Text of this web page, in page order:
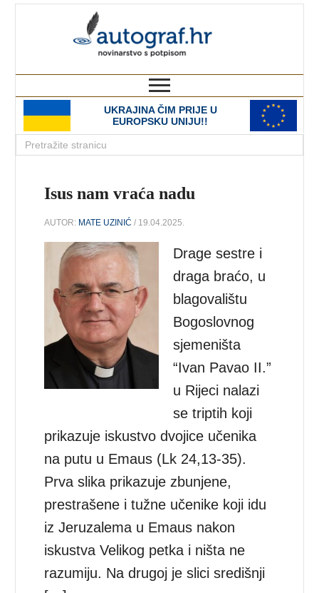
UKRAJINA ČIM PRIJE U
EUROPSKU UNIJU!!
Isus nam vraća nadu
AUTOR: MATE UZINIĆ / 19.04.2025.
Drage sestre i
draga braćo, u
blagovalištu
Bogoslovnog
sjemeništa
“Ivan Pavao II.”
u Rijeci nalazi
se triptih koji
prikazuje iskustvo dvojice učenika
na putu u Emaus (Lk 24,13-35).
Prva slika prikazuje zbunjene,
prestrašene i tužne učenike koji idu
iz Jeruzalema u Emaus nakon
iskustva Velikog petka i ništa ne
razumiju. Na drugoj je slici središnji